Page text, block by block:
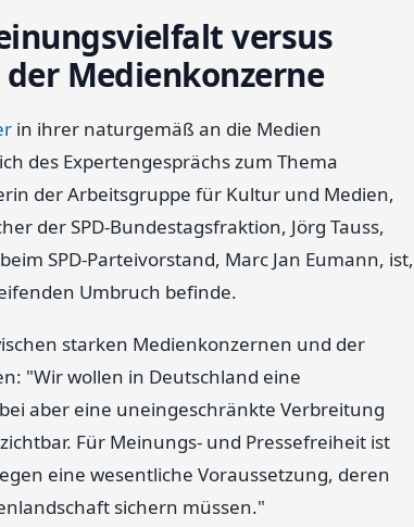
versus
Medienkonzerne
in ihrer naturgemäß an die Medien
des Expertengesprächs zum Thema
der Arbeitsgruppe für Kultur und Medien,
der SPD-Bundestagsfraktion, Jörg Tauss,
SPD-Parteivorstand, Marc Jan Eumann, ist,
Umbruch befinde.
starken Medienkonzernen und der
"Wir wollen in Deutschland eine
aber eine uneingeschränkte Verbreitung
Für Meinungs- und Pressefreiheit ist
eine wesentliche Voraussetzung, deren
sichern müssen."